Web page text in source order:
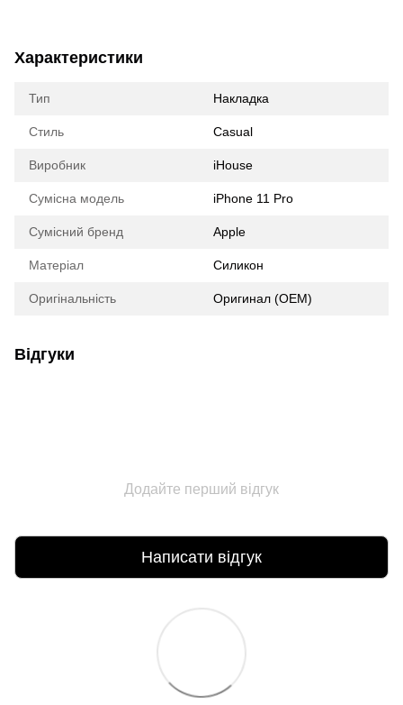
Характеристики
Тип Накладка
Стиль Casual
Виробник iHouse
Сумісна модель iPhone 11 Pro
Сумісний бренд Apple
Матеріал Силикон
Оригінальність Оригинал (ОЕМ)
Відгуки
Додайте перший відгук
Написати відгук